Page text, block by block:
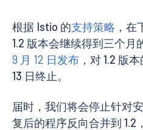
根据 Istio 的支持策略 ，在
1.2 版本会继续得到三个月
9 月 12 日发布 ，对 1.2 版
13 日终止。
届时，我们将会停止针对
复后的程序反向合并到 1.2